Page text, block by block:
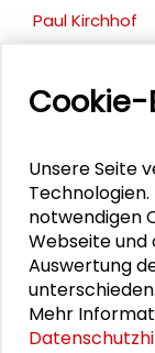
Paul Kirchhof
Jochen
DOWNLOADS
Preisrede
Laudatio
Unsere Seite
notwendigen
Webseite und
Auswertung
unterschieden.
Mehr